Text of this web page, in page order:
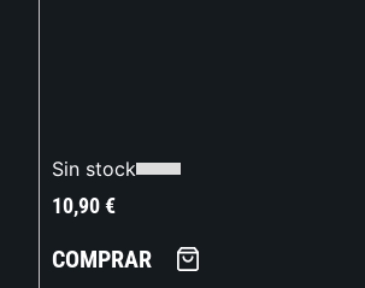
Sin stock
10,90€
COMPRAR